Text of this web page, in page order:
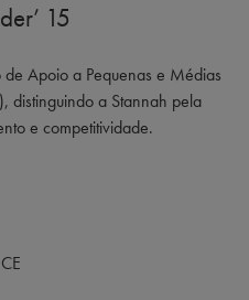
15
de Apoio a Pequenas e Médias
distinguindo a Stannah pela
e competitividade.